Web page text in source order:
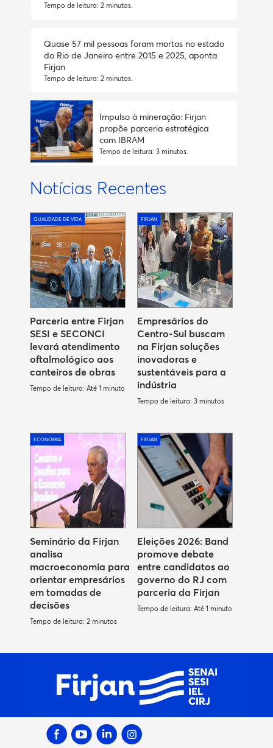
Tempo de leitura: 2 minutos.
Quase 57 mil pessoas foram mortas no estado
do Rio de Janeiro entre 2015 e 2025, aponta
Firjan
Tempo de leitura: 2 minutos.
Impulso à mineração: Firjan
propõe parceria estratégica
com IBRAM
Tempo de leitura: 3 minutos.
Notícias Recentes
QUALIDADE DE VIDA
Parceria entre Firjan
SESI e SECONCI
levará atendimento
oftalmológico aos
canteiros de obras
Tempo de leitura: Até 1 minuto
FIRJAN
Empresários do
Centro-Sul buscam
na Firjan soluções
inovadoras e
sustentáveis para a
indústria
Tempo de leitura: 3 minutos
ECONOMIA
Seminário da Firjan
analisa
macroeconomia para
orientar empresários
em tomadas de
decisões
Tempo de leitura: 2 minutos
FIRJAN
Eleições 2026: Band
promove debate
entre candidatos ao
governo do RJ com
parceria da Firjan
Tempo de leitura: Até 1 minuto